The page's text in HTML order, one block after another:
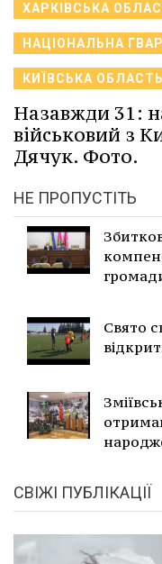
ХАРКІВСЬКА
НАЦІОНАЛЬНА
КИЇВСЬКА ОБЛАСТЬ
Назавжди 31:
військовий з
Дячук. Фото.
НЕ ПРОПУСТІТЬ
Свято
СВІЖІ ПУБЛІКАЦІЇ